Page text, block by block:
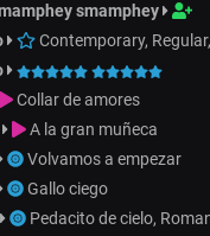
smamphey
Contemporary,
Collar de amores
A la gran muñeca
Volvamos a empezar
Gallo ciego
Pedacito de cielo,